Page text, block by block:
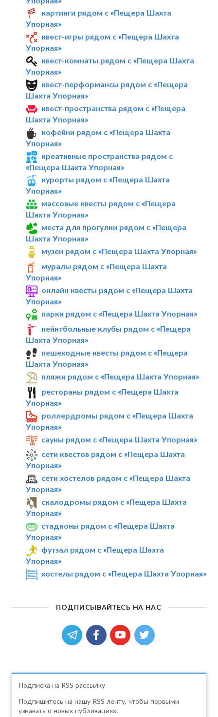
картинги рядом с «Пещера Шахта
Упорная»
квест-игры рядом с «Пещера Шахта
Упорная»
квест-комнаты рядом с «Пещера Шахта
Упорная»
квест-перформансы рядом с «Пещера
Шахта Упорная»
квест-пространства рядом с «Пещера
Шахта Упорная»
кофейни рядом с «Пещера Шахта
Упорная»
креативные пространства рядом с
«Пещера Шахта Упорная»
курорты рядом с «Пещера Шахта
Упорная»
массовые квесты рядом с «Пещера
Шахта Упорная»
места для прогулки рядом с «Пещера
Шахта Упорная»
музеи рядом с «Пещера Шахта Упорная»
муралы рядом с «Пещера Шахта
Упорная»
онлайн квесты рядом с «Пещера Шахта
Упорная»
парки рядом с «Пещера Шахта Упорная»
пейнтбольные клубы рядом с «Пещера
Шахта Упорная»
пешеходные квесты рядом с «Пещера
Шахта Упорная»
пляжи рядом с «Пещера Шахта Упорная»
рестораны рядом с «Пещера Шахта
Упорная»
роллердромы рядом с «Пещера Шахта
Упорная»
сауны рядом с «Пещера Шахта Упорная»
сети квестов рядом с «Пещера Шахта
Упорная»
сети хостелов рядом с «Пещера Шахта
Упорная»
скалодромы рядом с «Пещера Шахта
Упорная»
стадионы рядом с «Пещера Шахта
Упорная»
футзал рядом с «Пещера Шахта
Упорная»
хостелы рядом с «Пещера Шахта Упорная»
ПОДПИСЫВАЙТЕСЬ НА НАС
Подписка на RSS рассылку
Подпишитесь на нашу RSS ленту, чтобы первыми
узнавать о новых публикациях.